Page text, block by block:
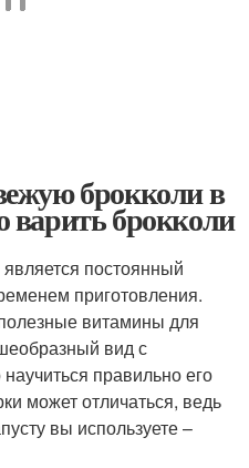
брокколи в
варить брокколи
постоянный
приготовления.
витамины для
вид с
правильно его
может отличаться, ведь
вы используете –